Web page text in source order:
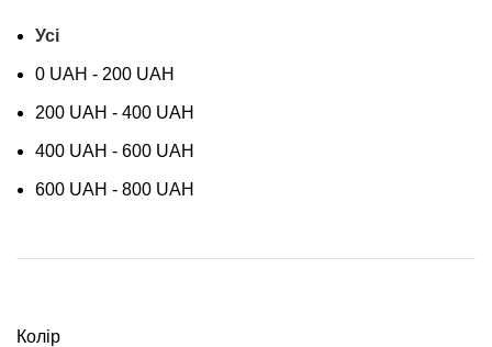
Усі
0 UAH - 200 UAH
200 UAH - 400 UAH
400 UAH - 600 UAH
600 UAH - 800 UAH
Колір